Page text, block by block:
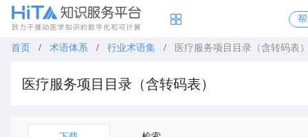
首页 / 术语体系 / 行业术语集 / 医疗服务项目目录（含转码表
医疗服务项目目录（含转码表）